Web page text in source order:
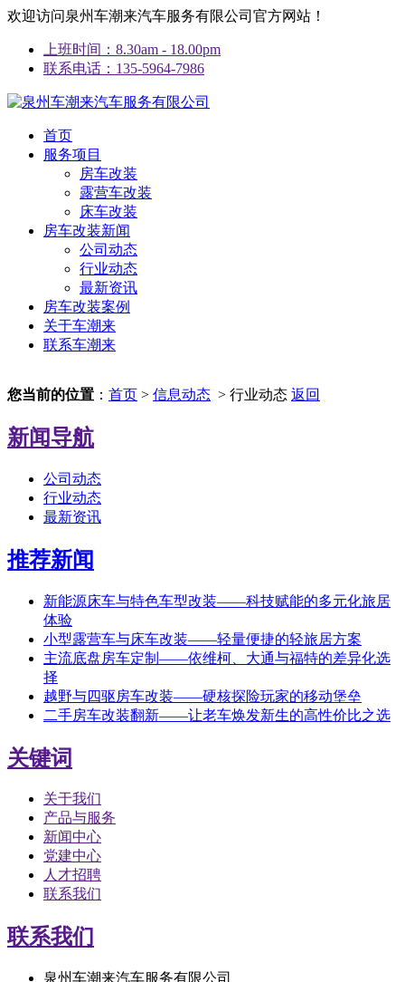
欢迎访问泉州车潮来汽车服务有限公司官方网站！
上班时间：8.30am - 18.00pm
联系电话：135-5964-7986
首页
服务项目
房车改装
露营车改装
床车改装
房车改装新闻
公司动态
行业动态
最新资讯
房车改装案例
关于车潮来
联系车潮来
您当前的位置 ： 首页 > 信息动态 > 行业动态 返回
新闻导航
公司动态
行业动态
最新资讯
推荐新闻
新能源床车与特色车型改装——科技赋能的多元化旅居
体验
小型露营车与床车改装——轻量便捷的轻旅居方案
主流底盘房车定制——依维柯、大通与福特的差异化选
择
越野与四驱房车改装——硬核探险玩家的移动堡垒
二手房车改装翻新——让老车焕发新生的高性价比之选
关键词
关于我们
产品与服务
新闻中心
党建中心
人才招聘
联系我们
联系我们
泉州车潮来汽车服务有限公司